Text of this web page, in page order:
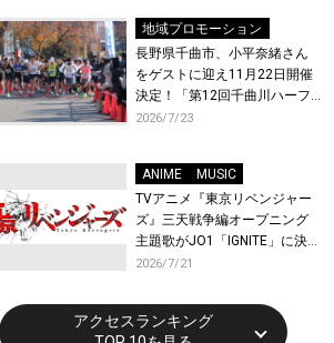
地域プロモーション
長野県千曲市、小平奈緒さん
をゲストに迎え11月22日開催
決定！「第12回千曲川ハーフ
マラソン」エントリー受付開
2026/7/23
ANIME
MUSIC
TVアニメ『東京リベンジャー
ズ』三天戦争編オープニング
主題歌がJO1「IGNITE」に決
定！メンバー全員から喜びと
トが到着！9月に東京・大阪で
先行上映会を開催！
2026/7/21
アクセスランキング